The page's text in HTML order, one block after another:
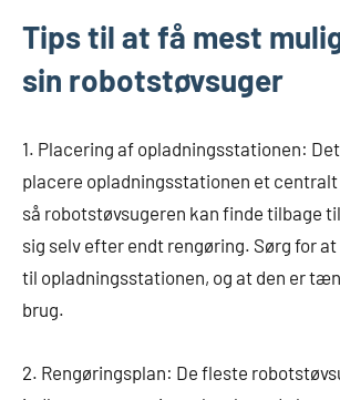
Tips til at få mest
sin robotstøvsuger
1. Placering af opladningsstationen:
placere opladningsstationen et
så robotstøvsugeren kan finde tilbage
sig selv efter endt rengøring. Sørg for
til opladningsstationen, og at den er
brug.
2. Rengøringsplan: De fleste